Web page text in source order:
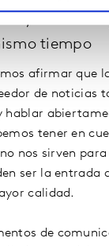
un aliado
tiempo
afirmar que
de noticias
hablar
tener en
nos sirven
ser la entrada
calidad.
de